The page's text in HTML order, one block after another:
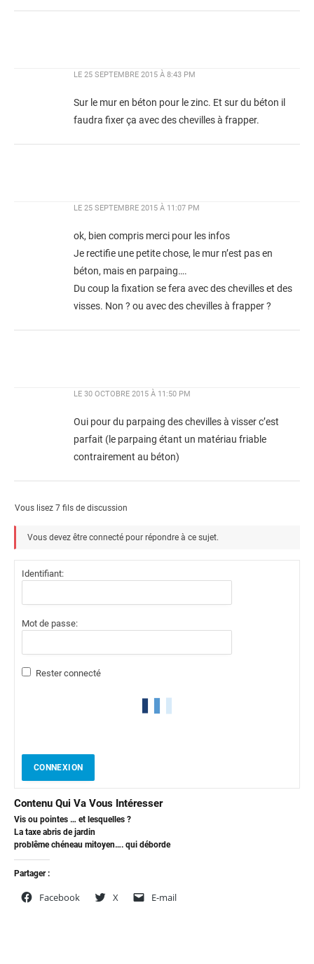
LE 25 SEPTEMBRE 2015 À 8:43 PM
Sur le mur en béton pour le zinc. Et sur du béton il
faudra fixer ça avec des chevilles à frapper.
LE 25 SEPTEMBRE 2015 À 11:07 PM
ok, bien compris merci pour les infos
Je rectifie une petite chose, le mur n’est pas en
béton, mais en parpaing….
Du coup la fixation se fera avec des chevilles et des
visses. Non ? ou avec des chevilles à frapper ?
LE 30 OCTOBRE 2015 À 11:50 PM
Oui pour du parpaing des chevilles à visser c’est
parfait (le parpaing étant un matériau friable
contrairement au béton)
Vous lisez 7 fils de discussion
Vous devez être connecté pour répondre à ce sujet.
Identifiant:
Mot de passe:
Rester connecté
CONNEXION
Contenu Qui Va Vous Intéresser
Vis ou pointes … et lesquelles ?
La taxe abris de jardin
problême chéneau mitoyen…. qui déborde
Partager :
Facebook X E-mail